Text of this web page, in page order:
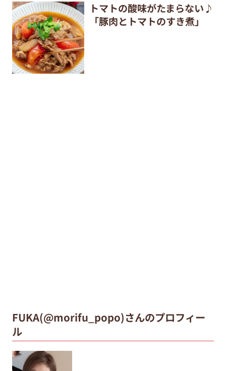
トマトの酸味がたまらない♪
「豚肉とトマトのすき煮」
FUKA(@morifu_popo)さんのプロフィー
ル